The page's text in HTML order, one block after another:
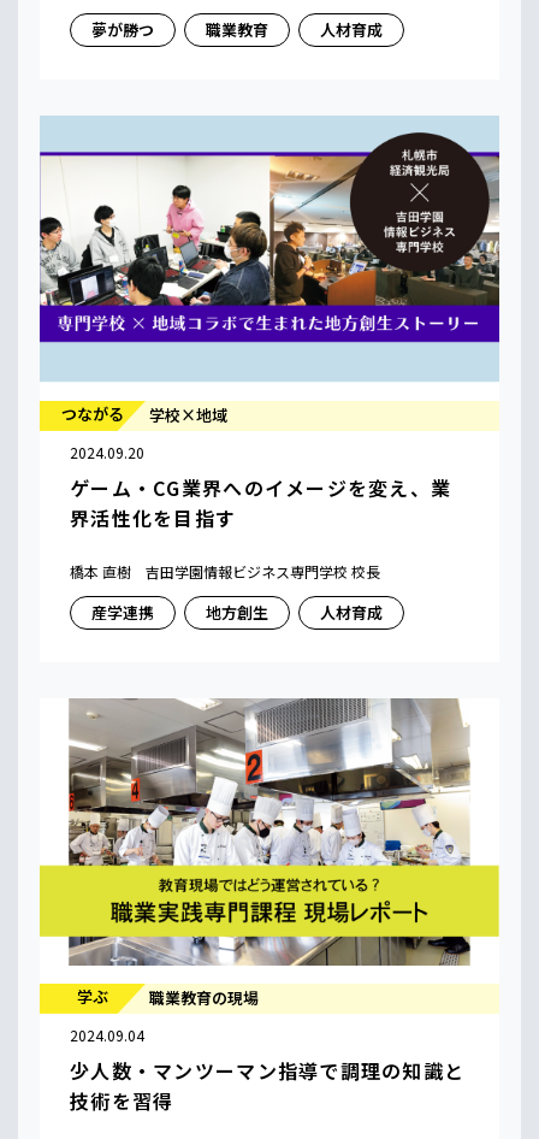
夢が勝つ 職業教育 人材育成
つながる 学校×地域
2024.09.20
ゲーム・CG業界へのイメージを変え、業
界活性化を目指す
橋本 直樹 吉田学園情報ビジネス専門学校 校長
産学連携 地方創生 人材育成
学ぶ 職業教育の現場
2024.09.04
少人数・マンツーマン指導で調理の知識と
技術を習得